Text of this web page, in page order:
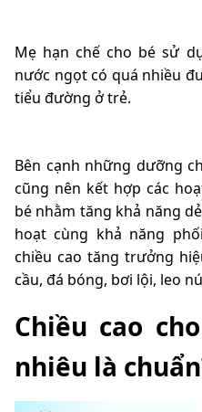
Mẹ hạn chế cho bé sử
nước ngọt có quá nhiều
tiểu đường ở trẻ.
Bên cạnh những dưỡng
cũng nên kết hợp các
bé nhằm tăng khả năng
hoạt cùng khả năng
chiều cao tăng trưởng
cầu, đá bóng, bơi lội, leo
Chiều cao
nhiêu là